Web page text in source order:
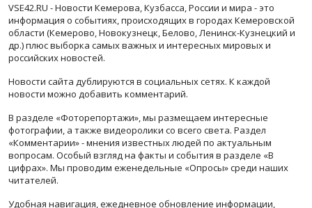
VSE42.RU - Новости Кемерова, Кузбасса, России и мира - это
информация о событиях, происходящих в городах Кемеровской
области (Кемерово, Новокузнецк, Белово, Ленинск-Кузнецкий и
др.) плюс выборка самых важных и интересных мировых и
российских новостей.
Новости сайта дублируются в социальных сетях. К каждой
новости можно добавить комментарий.
В разделе «Фоторепортажи», мы размещаем интересные
фотографии, а также видеоролики со всего света. Раздел
«Комментарии» - мнения известных людей по актуальным
вопросам. Особый взгляд на факты и события в разделе «В
цифрах». Мы проводим еженедельные «Опросы» среди наших
читателей.
Удобная навигация, ежедневное обновление информации,